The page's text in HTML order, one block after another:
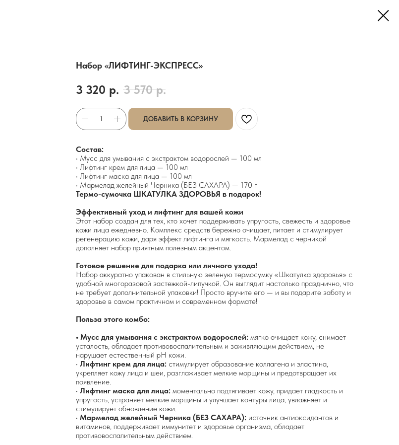
Набор «ЛИФТИНГ-ЭКСПРЕСС»
3 320 р. 3 570 р.
ДОБАВИТЬ В КОРЗИНУ
Состав:
• Мусс для умывания с экстрактом водорослей — 100 мл
• Лифтинг крем для лица — 100 мл
• Лифтинг маска для лица — 100 мл
• Мармелад желейный Черника (БЕЗ САХАРА) — 170 г
Термо-сумочка ШКАТУЛКА ЗДОРОВЬЯ в подарок!
Эффективный уход и лифтинг для вашей кожи
Этот набор создан для тех, кто хочет поддерживать упругость, свежесть и здоровье
кожи лица ежедневно. Комплекс средств бережно очищает, питает и стимулирует
регенерацию кожи, даря эффект лифтинга и мягкость. Мармелад с черникой
дополняет набор приятным полезным акцентом.
Готовое решение для подарка или личного ухода!
Набор аккуратно упакован в стильную зеленую термосумку «Шкатулка здоровья» с
удобной многоразовой застежкой-липучкой. Он выглядит настолько празднично, что
не требует дополнительной упаковки! Просто вручите его — и вы подарите заботу и
здоровье в самом практичном и современном формате!
Польза этого комбо:
• Мусс для умывания с экстрактом водорослей: мягко очищает кожу, снимает
усталость, обладает противовоспалительным и заживляющим действием, не
нарушает естественный рН кожи.
• Лифтинг крем для лица: стимулирует образование коллагена и эластина,
укрепляет кожу лица и шеи, разглаживает мелкие морщины и предотвращает их
появление.
• Лифтинг маска для лица: моментально подтягивает кожу, придает гладкость и
упругость, устраняет мелкие морщины и улучшает контуры лица, увлажняет и
стимулирует обновление кожи.
• Мармелад желейный Черника (БЕЗ САХАРА): источник антиоксидантов и
витаминов, поддерживает иммунитет и здоровье организма, обладает
противовоспалительным действием.